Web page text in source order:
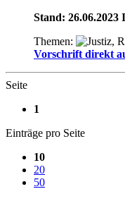
Stand: 26.06.2023
Themen:
Vorschrift direkt
Seite
1
Einträge pro Seite
10
20
50